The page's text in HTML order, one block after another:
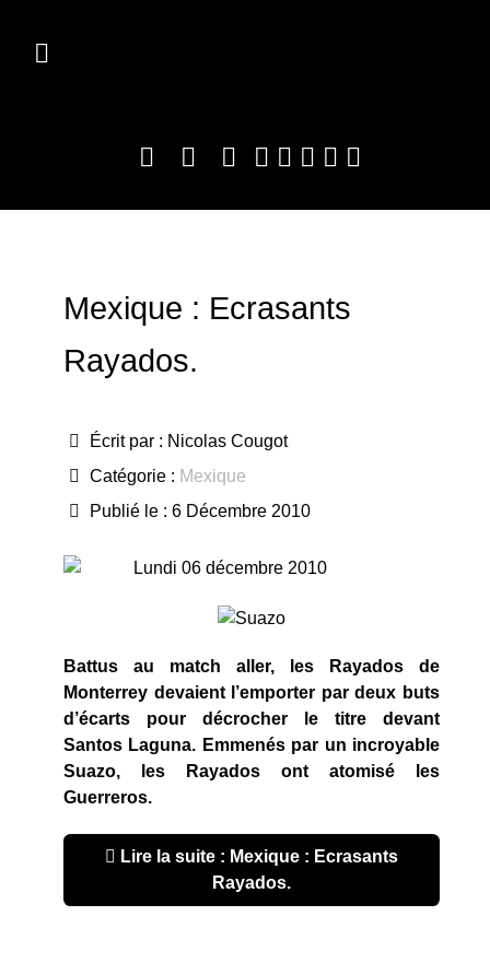
Mexique : Ecrasants
Rayados.
Écrit par : Nicolas Cougot
Catégorie : Mexique
Publié le : 6 Décembre 2010
Lundi 06 décembre 2010
Battus au match aller, les Rayados de
Monterrey devaient l’emporter par deux buts
d’écarts pour décrocher le titre devant
Santos Laguna. Emmenés par un incroyable
Suazo, les Rayados ont atomisé les
Guerreros.
Lire la suite : Mexique : Ecrasants
Rayados.